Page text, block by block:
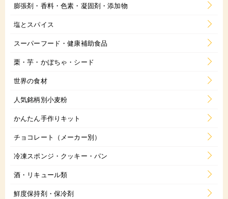
膨張剤・香料・色素・凝固剤・添加物
塩とスパイス
スーパーフード・健康補助食品
栗・芋・かぼちゃ・シード
世界の食材
人気銘柄別小麦粉
かんたん手作りキット
チョコレート（メーカー別）
冷凍スポンジ・クッキー・パン
酒・リキュール類
鮮度保持剤・保冷剤